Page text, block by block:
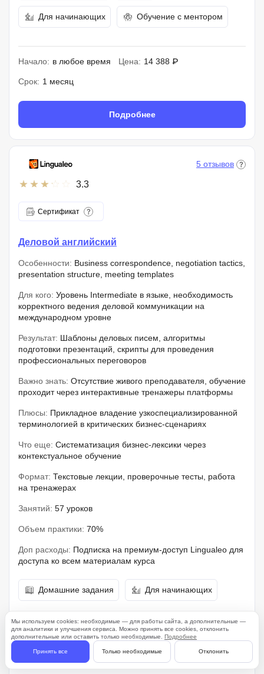
Для начинающих Обучение с ментором
Начало: в любое время Цена: 14 388 ₽
Срок: 1 месяц
Подробнее
3.3
5 отзывов
Сертификат
Деловой английский
Особенности: Business correspondence, negotiation tactics,
presentation structure, meeting templates
Для кого: Уровень Intermediate в языке, необходимость
корректного ведения деловой коммуникации на
международном уровне
Результат: Шаблоны деловых писем, алгоритмы
подготовки презентаций, скрипты для проведения
профессиональных переговоров
Важно знать: Отсутствие живого преподавателя, обучение
проходит через интерактивные тренажеры платформы
Плюсы: Прикладное владение узкоспециализированной
терминологией в критических бизнес-сценариях
Что еще: Систематизация бизнес-лексики через
контекстуальное обучение
Формат: Текстовые лекции, проверочные тесты, работа
на тренажерах
Занятий: 57 уроков
Объем практики: 70%
Доп расходы: Подписка на премиум-доступ Lingualeo для
доступа ко всем материалам курса
Домашние задания Для начинающих
Начало: в любое время Цена: 800 ₽
Срок: 2 месяца
Мы используем cookies: необходимые — для работы сайта, а дополнительные —
для аналитики и улучшения сервиса. Можно принять все cookies, отклонить
дополнительные или оставить только необходимые. Подробнее
Принять все Только необходимые Отклонить